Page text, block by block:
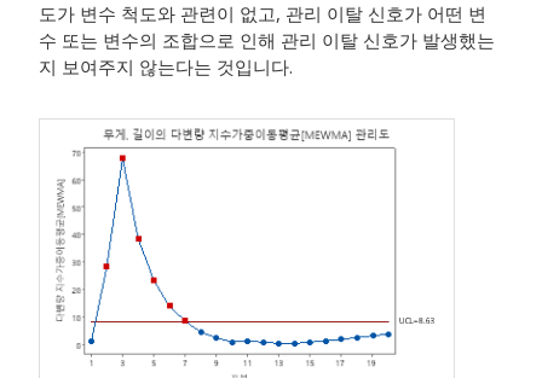
도가 변수 척도와 관련이 없고, 관리 이탈 신호가 어떤 변
수 또는 변수의 조합으로 인해 관리 이탈 신호가 발생했는
지 보여주지 않는다는 것입니다.